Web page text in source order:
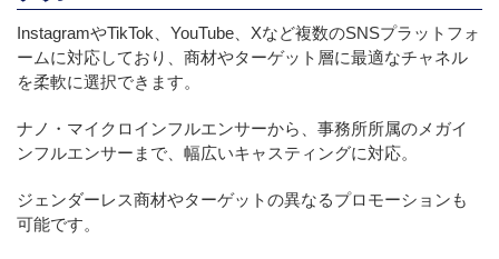
InstagramやTikTok、YouTube、Xなど複数のSNSプラットフォ
ームに対応しており、商材やターゲット層に最適なチャネル
を柔軟に選択できます。
ナノ・マイクロインフルエンサーから、事務所所属のメガイ
ンフルエンサーまで、幅広いキャスティングに対応。
ジェンダーレス商材やターゲットの異なるプロモーションも
可能です。